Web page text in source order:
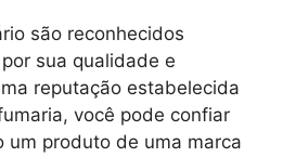
são reconhecidos
sua qualidade e
reputação estabelecida
você pode confiar
um produto de uma marca